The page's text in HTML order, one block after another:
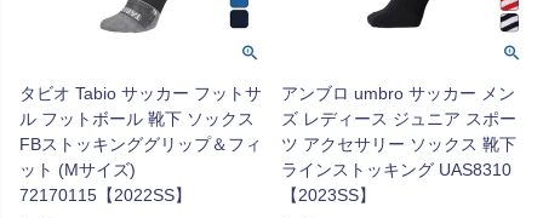
タビオ Tabio サッカー フットサ
ル フットボール 靴下 ソックス
FBストッキンググリップ＆フィ
ット (Mサイズ)
72170115【2022SS】
アンブロ umbro サッカー メン
ズ レディース ジュニア スポー
ツ アクセサリー ソックス 靴下
ラインストッキング UAS8310
【2023SS】